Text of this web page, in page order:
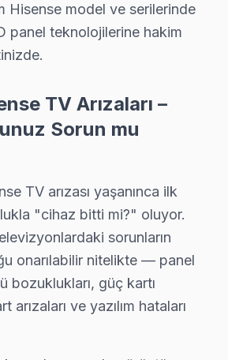
Servisimizin Hizmet Verdiği
ünitesi arıza servisi Avcılar'ın
Dair Her Şey
garanti belgesi veriyor
kumanda çalışmıyor, ne
kontrol edin. Sorun devam
aynı gün, ortalama 1–2 saat içinde
Hisense model ve serilerinde
panel teknolojilerine hakim
TV Arızaları –
Sorun mu
TV arızası yaşanınca ilk
"cihaz bitti mi?" oluyor.
sorunların
onarılabilir nitelikte — panel
bozuklukları, güç kartı
arızaları ve yazılım hataları